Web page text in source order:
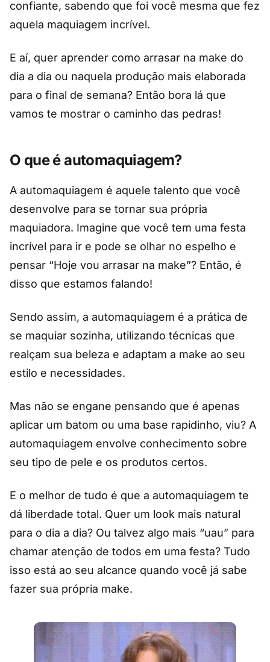
confiante, sabendo que foi você mesma que fez
aquela maquiagem incrível.
E aí, quer aprender como arrasar na make do
dia a dia ou naquela produção mais elaborada
para o final de semana? Então bora lá que
vamos te mostrar o caminho das pedras!
O que é automaquiagem?
A automaquiagem é aquele talento que você
desenvolve para se tornar sua própria
maquiadora. Imagine que você tem uma festa
incrível para ir e pode se olhar no espelho e
pensar “Hoje vou arrasar na make”? Então, é
disso que estamos falando!
Sendo assim, a automaquiagem é a prática de
se maquiar sozinha, utilizando técnicas que
realçam sua beleza e adaptam a make ao seu
estilo e necessidades.
Mas não se engane pensando que é apenas
aplicar um batom ou uma base rapidinho, viu? A
automaquiagem envolve conhecimento sobre
seu tipo de pele e os produtos certos.
E o melhor de tudo é que a automaquiagem te
dá liberdade total. Quer um look mais natural
para o dia a dia? Ou talvez algo mais “uau” para
chamar atenção de todos em uma festa? Tudo
isso está ao seu alcance quando você já sabe
fazer sua própria make.